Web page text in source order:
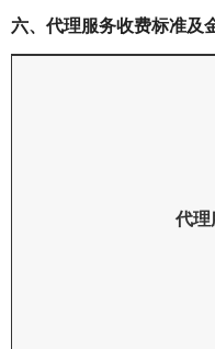
六、代理服务收费标准及
代理